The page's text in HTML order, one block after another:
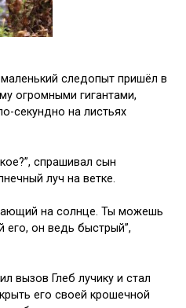
следопыт пришёл в
огромными гигантами,
секундно на листьях
спрашивал сын
луч на ветке.
на солнце. Ты можешь
его, он ведь быстрый”,
вызов Глеб лучику и стал
его своей крошечной